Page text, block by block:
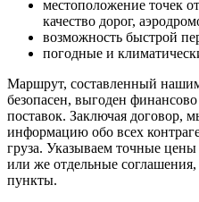
местоположение точек
качество дорог,
возможность быстрой
погодные и
Маршрут, составленный
безопасен, выгоден
поставок. Заключая договор,
информацию обо всех
груза. Указываем точные
или же отдельные
пункты.